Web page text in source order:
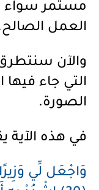
مستمر سواء
العمل
والآن
التي جاء
الصورة.
في هذه الآية